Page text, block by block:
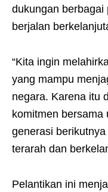
dukungan berbagai
berjalan
“Kita ingin
yang mampu
negara. Karena itu
komitmen bersama
generasi
terarah dan
Pelantikan ini